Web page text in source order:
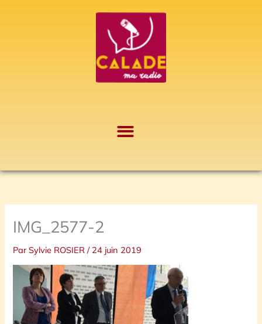
IMG_2577-2
ParSylvie ROSIER/ 24 juin 2019